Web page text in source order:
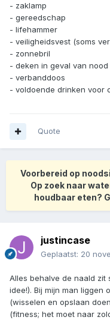
- zaklamp
- gereedschap
- lifehammer
- veiligheidsvest (soms
- zonnebril
- deken in geval van nood
- verbanddoos
- voldoende drinken voor
Quote
Voorbereid op
Op zoek naar
houdbaar eten?
justincase
Geplaatst: 20
Alles behalve de naald
idee!). Bij mijn man liggen
(wisselen en opslaan
(fitness; het moet naar